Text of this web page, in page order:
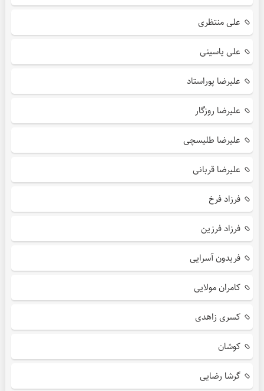
علی منتظری
علی یاسینی
علیرضا پوراستاد
علیرضا روزگار
علیرضا طلیسچی
علیرضا قربانی
فرزاد فرخ
فرزاد فرزین
فریدون آسرایی
کامران مولایی
کسری زاهدی
کوشان
گرشا رضایی